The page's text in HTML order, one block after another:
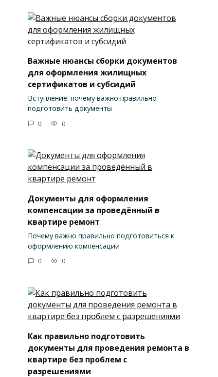
Важные нюансы сборки документов
для оформления жилищных
сертификатов и субсидий
Вступление: почему важно правильно
подготовить документы
0 0
Документы для оформления
компенсации за проведённый в
квартире ремонт
Почему важно правильно подготовиться к
оформлению компенсации
0 0
Как правильно подготовить
документы для проведения ремонта в
квартире без проблем с
разрешениями